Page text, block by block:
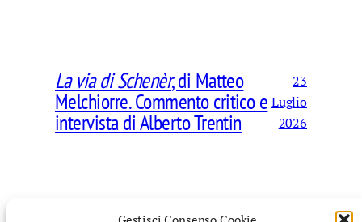
La via di Schenèr, di Matteo
Melchiorre. Commento critico e
intervista di Alberto Trentin
23
Luglio
2026